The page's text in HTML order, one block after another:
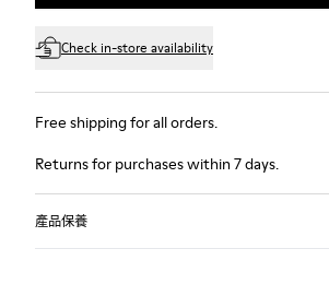
Check in-store availability
Free shipping for all orders.
Returns for purchases within 7 days.
產品保養